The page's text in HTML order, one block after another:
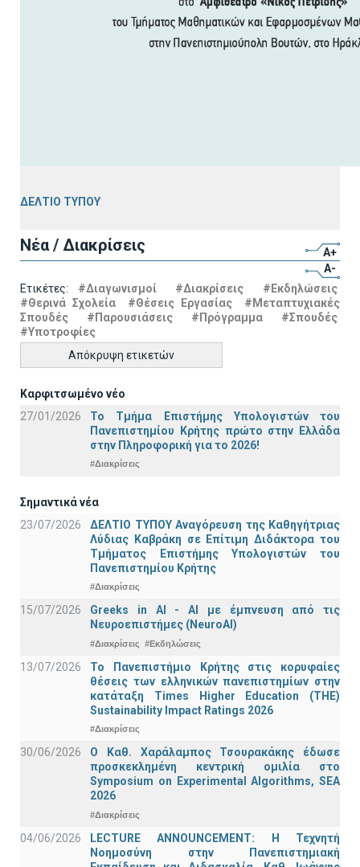
ΔΕΛΤΙΟ ΤΥΠΟΥ
Νέα / Διακρίσεις
A+
A-
Ετικέτες: #Διαγωνισμοί #Διακρίσεις
#Εκδηλώσεις
#Θερινά Σχολεία
#Θέσεις Εργασίας
#Μεταπτυχιακές
Σπουδές
#Παρουσιάσεις #Πρόγραμμα
#Σπουδές
#Υποτροφίες
Απόκρυψη ετικετών
Καρφιτσωμένο νέο
27/01/2026
Το Τμήμα Επιστήμης Υπολογιστών του
Πανεπιστημίου Κρήτης πρώτο στην Ελλάδα
στην Πληροφορική για το 2026!
#Διακρίσεις
Σημαντικά νέα
23/07/2026
ΔΕΛΤΙΟ ΤΥΠΟΥ Αναγόρευση της Καθηγήτριας
Λύδιας Καβράκη σε Επίτιμη Διδάκτορα του
Τμήματος Επιστήμης Υπολογιστών του
Πανεπιστημίου Κρήτης
#Διακρίσεις
15/07/2026
Greeks in AI - ΑΙ με έμπνευση από τις
Νευροεπιστήμες (NeuroAI)
#Διακρίσεις #Εκδηλώσεις
13/07/2026
Το Πανεπιστήμιο Κρήτης στις κορυφαίες
θέσεις των ελληνικών πανεπιστημίων στην
κατάταξη Times Higher Education (ΤΗΕ)
Sustainability Impact Ratings 2026
#Διακρίσεις
30/06/2026
Ο Καθ. Χαράλαμπος Τσουρακάκης έδωσε
προσκεκλημένη κεντρική ομιλία στο
Symposium on Experimental Algorithms, SEA
2026
#Διακρίσεις
04/06/2026
LECTURE ANNOUNCEMENT: Η Τεχνητή
Νοημοσύνη στην Πανεπιστημιακή